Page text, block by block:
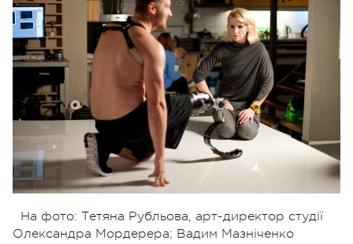
На фото: Тетяна Рубльова, арт-директор студії
Олександра Мордерера; Вадим Мазніченко